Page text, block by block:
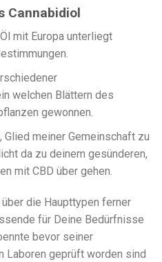
Cannabidiol
mit Europa unterliegt
welchen Blättern des
gewonnen.
meiner Gemeinschaft zu
da zu deinem gesünderen,
mit CBD über gehen.
die Haupttypen ferner
für Deine Bedürfnisse
bevor seiner
Laboren geprüft worden sind